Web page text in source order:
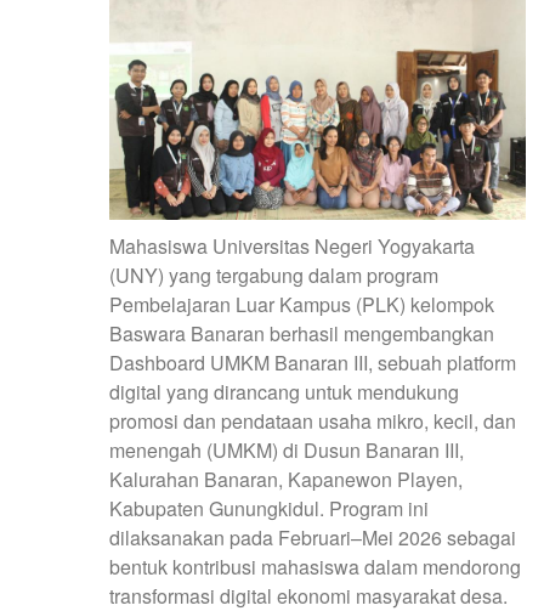
Mahasiswa Universitas Negeri Yogyakarta
(UNY) yang tergabung dalam program
Pembelajaran Luar Kampus (PLK) kelompok
Baswara Banaran berhasil mengembangkan
Dashboard UMKM Banaran III, sebuah platform
digital yang dirancang untuk mendukung
promosi dan pendataan usaha mikro, kecil, dan
menengah (UMKM) di Dusun Banaran III,
Kalurahan Banaran, Kapanewon Playen,
Kabupaten Gunungkidul. Program ini
dilaksanakan pada Februari–Mei 2026 sebagai
bentuk kontribusi mahasiswa dalam mendorong
transformasi digital ekonomi masyarakat desa.